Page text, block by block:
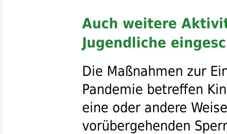
Auch weitere
Jugendliche
Die Maßnahmen zur
Pandemie betreffen
eine oder andere
vorübergehenden